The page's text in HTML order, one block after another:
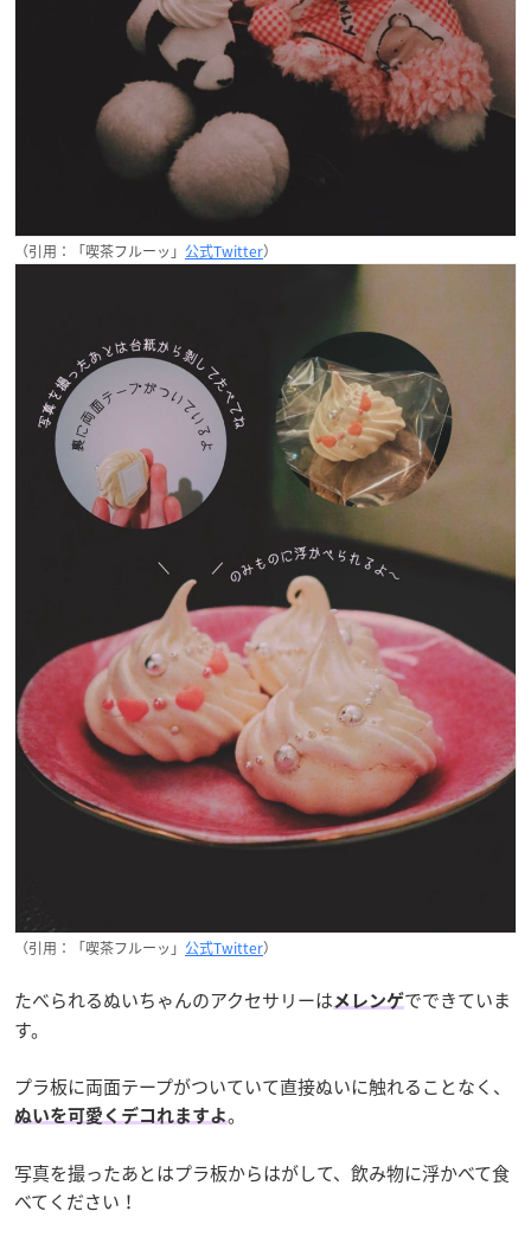
（引用：「喫茶フルーッ」 公式Twitter）
（引用：「喫茶フルーッ」 公式Twitter）
たべられるぬいちゃんのアクセサリーは メレンゲでできていま
す。
プラ板に両面テープがついていて直接ぬいに触れることなく、
ぬいを可愛くデコれますよ。
写真を撮ったあとはプラ板からはがして、飲み物に浮かべて食
べてください！